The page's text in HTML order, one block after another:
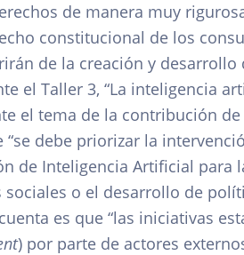
de manera muy
constitucional de los
de la creación y
el Taller 3, “La inteligencia
el tema de la contribución
debe priorizar la
de Inteligencia Artificial para
o el desarrollo de
es que “las iniciativas
) por parte de actores